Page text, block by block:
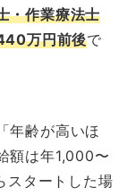
・作業療法士
万円前後で
年齢が高いほ
額は年1,000〜
スタートした場